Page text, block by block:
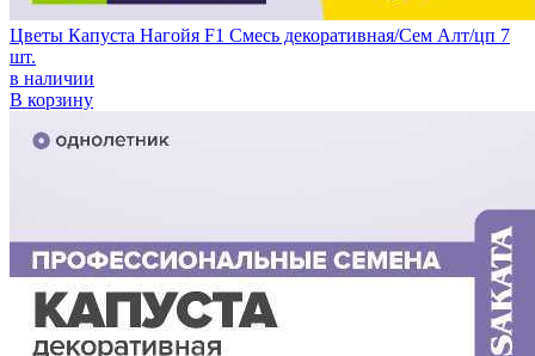
Цветы Капуста Нагойя F1 Смесь декоративная/Сем Алт/цп 7
шт.
в наличии
В корзину